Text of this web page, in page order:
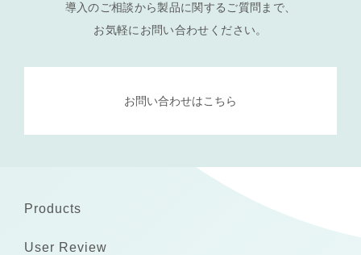
導入のご相談から製品に関するご質問まで、
お気軽にお問い合わせください。
お問い合わせはこちら
Products
User Review